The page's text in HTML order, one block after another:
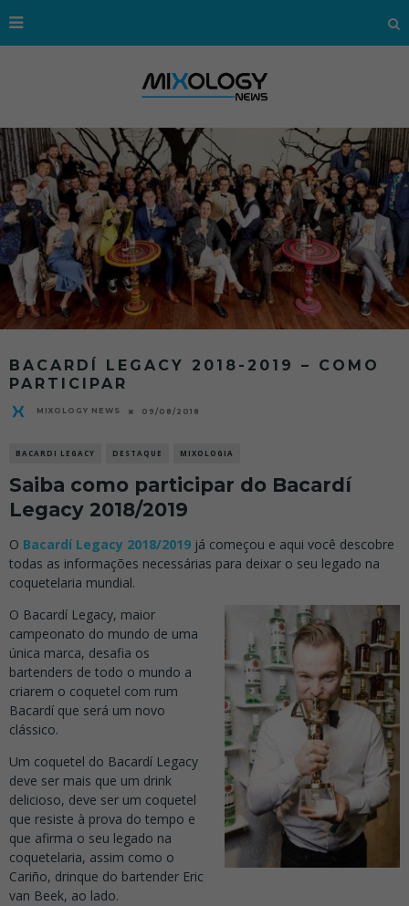
BACARDÍ LEGACY 2018-2019 – COMO
PARTICIPAR
MIXOLOGY NEWS 09/08/2018
BACARDI LEGACY DESTAQUE MIXOLOGIA
Saiba como participar do Bacardí
Legacy 2018/2019
O Bacardí Legacy 2018/2019 já começou e aqui você descobre
todas as informações necessárias para deixar o seu legado na
coquetelaria mundial.
O Bacardí Legacy, maior
campeonato do mundo de uma
única marca, desafia os
bartenders de todo o mundo a
criarem o coquetel com rum
Bacardí que será um novo
clássico.
Um coquetel do Bacardí Legacy
deve ser mais que um drink
delicioso, deve ser um coquetel
que resiste à prova do tempo e
que afirma o seu legado na
coquetelaria, assim como o
Cariño, drinque do bartender Eric
van Beek, ao lado.